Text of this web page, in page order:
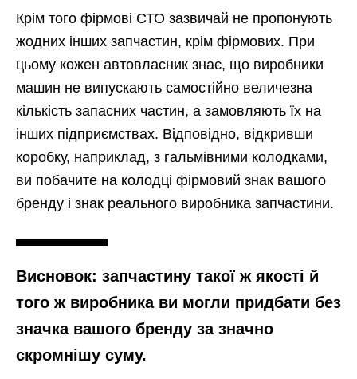
Крім того фірмові СТО зазвичай не пропонують
жодних інших запчастин, крім фірмових. При
цьому кожен автовласник знає, що виробники
машин не випускають самостійно величезна
кількість запасних частин, а замовляють їх на
інших підприємствах. Відповідно, відкривши
коробку, наприклад, з гальмівними колодками,
ви побачите на колодці фірмовий знак вашого
бренду і знак реального виробника запчастини.
Висновок: запчастину такої ж якості й
того ж виробника ви могли придбати без
значка вашого бренду за значно
скромнішу суму.